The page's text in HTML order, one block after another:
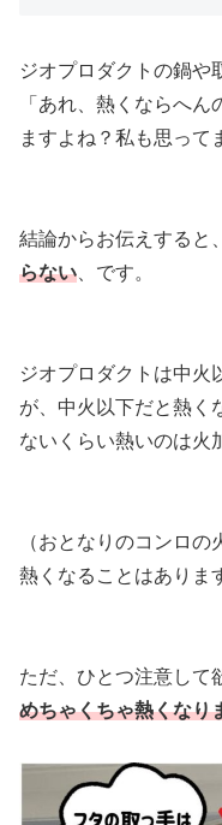
ジオプロダクトの鍋や
「あれ、熱くならへ
ますよね？私も思って
結論からお伝えすると、
らない 、です。
ジオプロダクトは中火
が、中火以下だと熱く
ないくらい熱いのは火
（おとなりのコンロ
熱くなることはありま
ただ、ひとつ注意して
めちゃくちゃ熱くなり